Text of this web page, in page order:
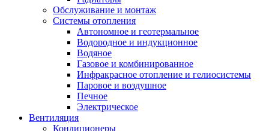
Обслуживание и монтаж
Системы отопления
Автономное и геотермальное
Водородное и индукционное
Водяное
Газовое и комбинированное
Инфракрасное отопление и гелиосистемы
Паровое и воздушное
Печное
Электрическое
Вентиляция
Кондиционеры